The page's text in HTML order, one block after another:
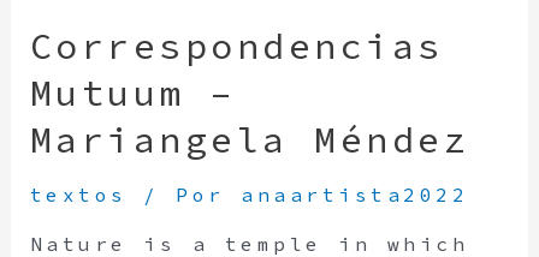
Correspondencias
Mutuum –
Mariangela Méndez
textos / Por anaartista2022
Nature is a temple in which